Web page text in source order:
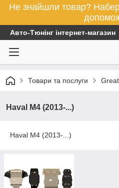
Не знайшли товар?
Авто-Тюнінг інтернет-магазин
Товари та послуги
Haval M4 (2013-...)
Haval M4 (2013-...)